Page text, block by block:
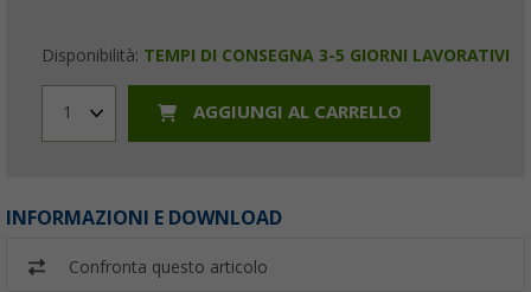
Disponibilità: TEMPI DI CONSEGNA 3-5 GIORNI LAVORATIVI
1 AGGIUNGI AL CARRELLO
INFORMAZIONI E DOWNLOAD
Confronta questo articolo